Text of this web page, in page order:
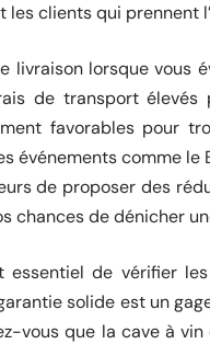
clients qui prennent
lorsque vous
de transport élevés
favorables pour
événements comme
de proposer des
chances de dénicher
essentiel de vérifier
solide est un
vous que la cave à vin